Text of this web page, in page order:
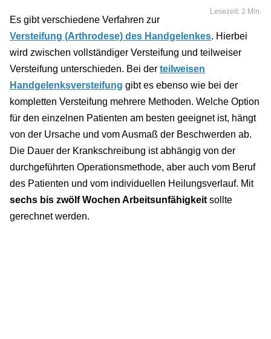
Lesezeit: 2 Min.
Es gibt verschiedene Verfahren zur
Versteifung (Arthrodese) des Handgelenkes. Hierbei
wird zwischen vollständiger Versteifung und teilweiser
Versteifung unterschieden. Bei der teilweisen
Handgelenksversteifung gibt es ebenso wie bei der
kompletten Versteifung mehrere Methoden. Welche Option
für den einzelnen Patienten am besten geeignet ist, hängt
von der Ursache und vom Ausmaß der Beschwerden ab.
Die Dauer der Krankschreibung ist abhängig von der
durchgeführten Operationsmethode, aber auch vom Beruf
des Patienten und vom individuellen Heilungsverlauf. Mit
sechs bis zwölf Wochen Arbeitsunfähigkeit sollte
gerechnet werden.